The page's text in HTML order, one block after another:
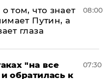
том, что знает
Путин, а
глаза
08:00
"на все
обратилась к
07:30